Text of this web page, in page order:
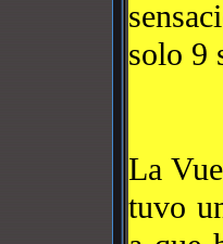
solo 9
La
tuvo